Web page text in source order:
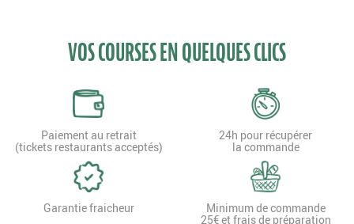
VOS COURSES EN QUELQUES CLICS
Paiement au retrait
(tickets restaurants acceptés)
24h pour récupérer
la commande
Garantie fraicheur Minimum de commande
25€ et frais de préparation